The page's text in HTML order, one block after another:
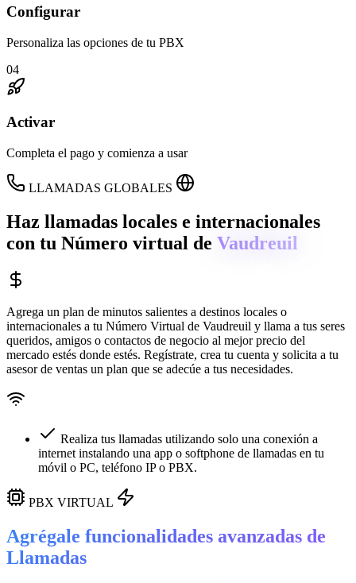
Configurar
Personaliza las opciones de tu PBX
04
Activar
Completa el pago y comienza a usar
LLAMADAS GLOBALES
Haz llamadas locales e internacionales
con tu Número virtual de Vaudreuil
Agrega un plan de minutos salientes a destinos locales o
internacionales a tu Número Virtual de Vaudreuil y llama a tus seres
queridos, amigos o contactos de negocio al mejor precio del
mercado estés donde estés. Regístrate, crea tu cuenta y solicita a tu
asesor de ventas un plan que se adecúe a tus necesidades.
Realiza tus llamadas utilizando solo una conexión a
internet instalando una app o softphone de llamadas en tu
móvil o PC, teléfono IP o PBX.
PBX VIRTUAL
Agrégale funcionalidades avanzadas de
Llamadas